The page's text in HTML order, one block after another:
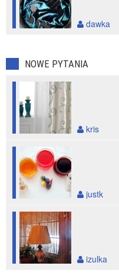
dawka
NOWE PYTANIA
kris
justk
izulka